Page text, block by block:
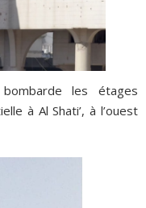
bombarde les étages
à Al Shati’, à l’ouest